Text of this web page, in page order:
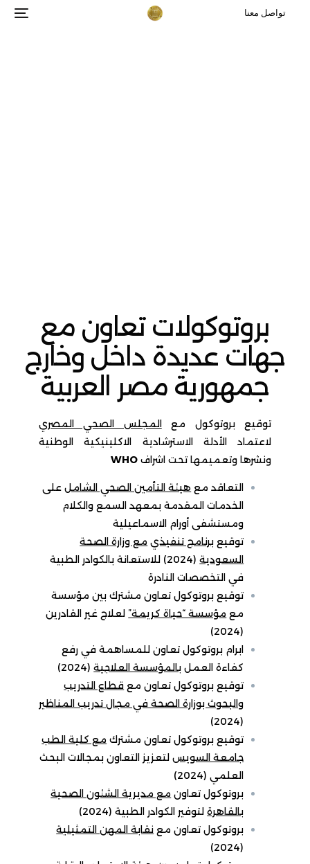
تواصل معنا
بروتوكولات تعاون مع
جهات عديدة داخل وخارج
جمهورية مصر العربية
توقيع بروتوكول معالمجلس الصحي المصري
لاعتماد الأدلة الاسترشادية الاكلينيكية الوطنية
ونشرها وتعميمها تحت اشراف WHO
التعاقد مع هيئة التأمين الصحي الشاملعلى
الخدمات المقدمة بمعهد السمع والكلام
ومستشفى أورام الاسماعيلية
توقيع برنامج تنفيذي مع وزارة الصحة
السعودية
(2024) للاستعانة بالكوادر الطبية
في التخصصات النادرة
توقيع بروتوكول تعاون مشترك بين مؤسسة
مع مؤسسة “حياة كريمة” لعلاج غير القادرين
(2024)
ابرام بروتوكول تعاون للمساهمة في رفع
كفاءة العمل بالمؤسسة العلاجية(2024)
توقيع بروتوكول تعاون مع قطاع التدريب
والبحوث بوزارة الصحة في مجال تدريب المناظير
(2024)
توقيع بروتوكول تعاون مشترك مع كلية الطب
جامعة السويسلتعزيز التعاون بمجالات البحث
العلمي (2024)
بروتوكول تعاون مع مديرية الشئون الصحية
بالقاهرةلتوفير الكوادر الطبية (2024)
بروتوكول تعاون مع نقابة المهن التمثيلية
(2024)